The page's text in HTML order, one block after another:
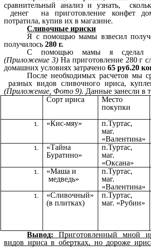
сравнительный анализ и узнать,
денег на приготовление конфет
потратила, купив их в магазине.
Сливочные ириски
Я с помощью мамы взвесил
получилось 280 г.
С помощью мамы я сделал
(Приложение 3)На приготовление 280 г
домашних условиях затрачено 65 руб.20
После необходимых расчетов мы
разных видов сливочного ириса,
(Приложение, Фото 9). Данные занесли в
Сорт ириса
Место
покупки
«Кис-мяу»
п.Туртас,
маг.
«Валентина»
«Тайна
Буратино»
п.Туртас,
маг.
«Оксана»
«Маша и
медведь»
п.Туртас,
маг.
«Валентина»
«Сливочный»
(в плитках)
п.Туртас,
маг. «Рубин»
Вывод:Приготовленный мной
видов ириса в обертках, но дороже